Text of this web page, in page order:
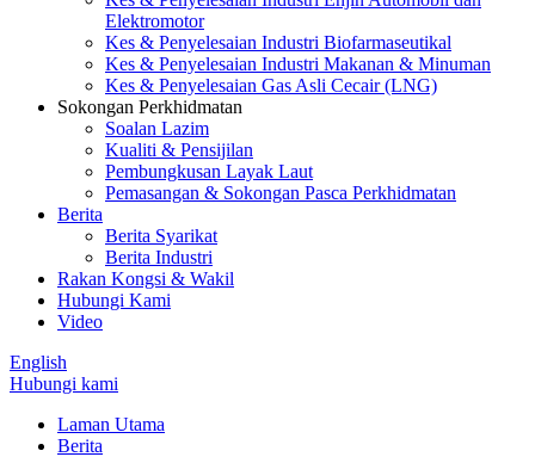
Elektromotor
Kes & Penyelesaian Industri Biofarmaseutikal
Kes & Penyelesaian Industri Makanan & Minuman
Kes & Penyelesaian Gas Asli Cecair (LNG)
Sokongan Perkhidmatan
Soalan Lazim
Kualiti & Pensijilan
Pembungkusan Layak Laut
Pemasangan & Sokongan Pasca Perkhidmatan
Berita
Berita Syarikat
Berita Industri
Rakan Kongsi & Wakil
Hubungi Kami
Video
English
Hubungi kami
Laman Utama
Berita